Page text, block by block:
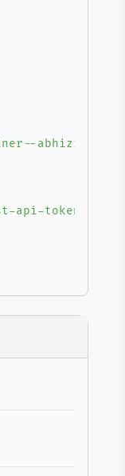
abhiz123--
api-token"